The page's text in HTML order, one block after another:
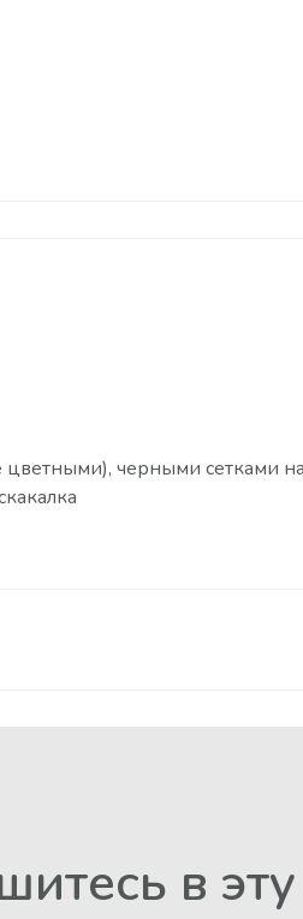
черными сетками
в